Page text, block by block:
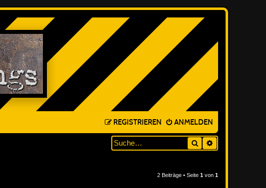
ANMELDEN
REGISTRIEREN
Suche
2 Beiträge • Seite 1 von 1